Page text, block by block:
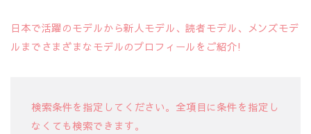
日本で活躍のモデルから新人モデル、読者モデル、メンズモデ
ルまでさまざまなモデルのプロフィールをご紹介!
検索条件を指定してください。全項目に条件を指定し
なくても検索できます。